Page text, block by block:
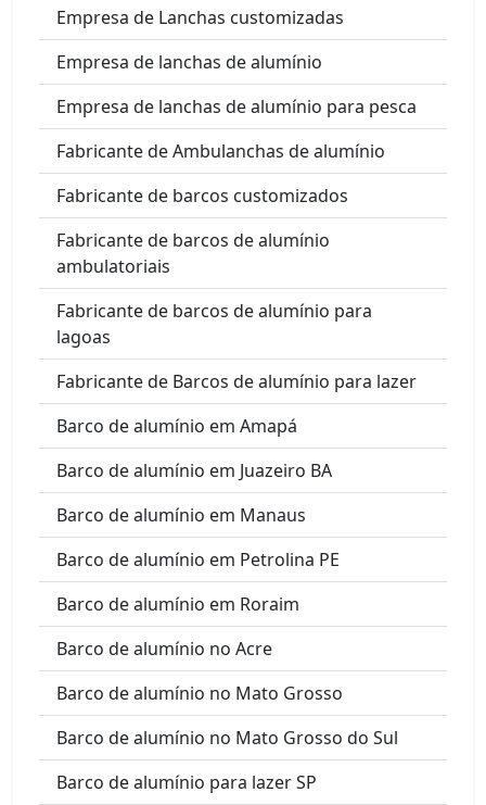
Empresa de Lanchas customizadas
Empresa de lanchas de alumínio
Empresa de lanchas de alumínio para pesca
Fabricante de Ambulanchas de alumínio
Fabricante de barcos customizados
Fabricante de barcos de alumínio
ambulatoriais
Fabricante de barcos de alumínio para
lagoas
Fabricante de Barcos de alumínio para lazer
Barco de alumínio em Amapá
Barco de alumínio em Juazeiro BA
Barco de alumínio em Manaus
Barco de alumínio em Petrolina PE
Barco de alumínio em Roraim
Barco de alumínio no Acre
Barco de alumínio no Mato Grosso
Barco de alumínio no Mato Grosso do Sul
Barco de alumínio para lazer SP